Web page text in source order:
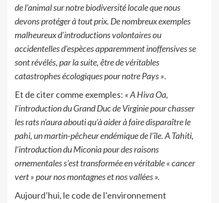
de l’animal sur notre biodiversité locale que nous
devons protéger à tout prix. De nombreux exemples
malheureux d’introductions volontaires ou
accidentelles d’espèces apparemment inoffensives se
sont révélés, par la suite, être de véritables
catastrophes écologiques pour notre Pays ».
Et de citer comme exemples: « A Hiva Oa,
l’introduction du Grand Duc de Virginie pour chasser
les rats n’aura abouti qu’à aider à faire disparaître le
pahi, un martin-pêcheur endémique de l’île. A Tahiti,
l’introduction du Miconia pour des raisons
ornementales s’est transformée en véritable « cancer
vert » pour nos montagnes et nos vallées ».
Aujourd’hui, le code de l’environnement